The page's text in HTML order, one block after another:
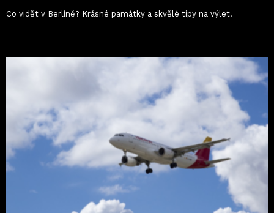
Co vidět v Berlíně? Krásné památky a skvělé tipy na výlet!